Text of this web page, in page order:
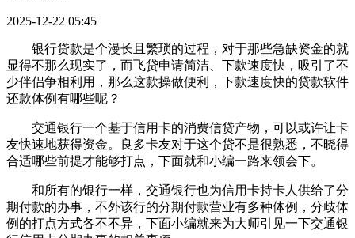
2025-12-22 05:45
银行贷款是个漫长且繁琐的过程，对于那些急缺资金的就
显得不那么现实了，而飞贷申请简洁、下款速度快，吸引了不
少伴侣争相利用，那么这款操做便利，下款速度快的贷款软件
还款体例有哪些呢？
交通银行一个基于信用卡的消费信贷产物，可以或许让卡
友快速地获得资金。良多卡友对于这个贷不是很熟悉，不晓得
合适哪些前提才能够打点，下面就和小编一路来领会下。
和所有的银行一样，交通银行也为信用卡持卡人供给了分
期付款的办事，不外该行的分期付款营业有多种体例，分歧体
例的打点方式各不不异，下面小编就来为大师引见一下交通银